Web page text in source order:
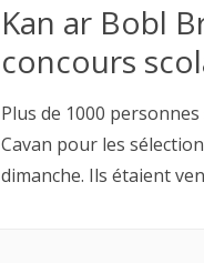
Kan ar Bobl
concours
Plus de 1000
Cavan pour les
dimanche. Ils étaient